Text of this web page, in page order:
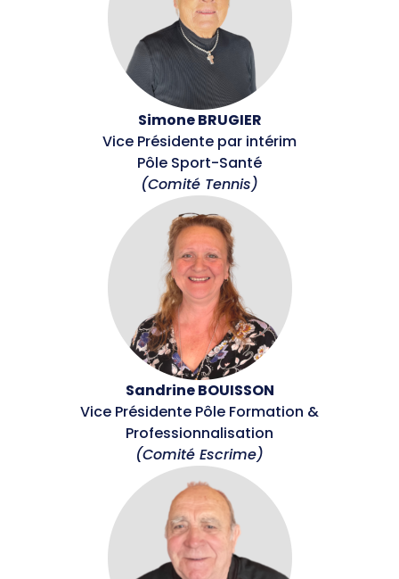
Simone BRUGIER
Vice Présidente par intérim
Pôle Sport-Santé
(Comité Tennis)
Sandrine BOUISSON
Vice Présidente Pôle Formation &
Professionnalisation
(Comité Escrime)